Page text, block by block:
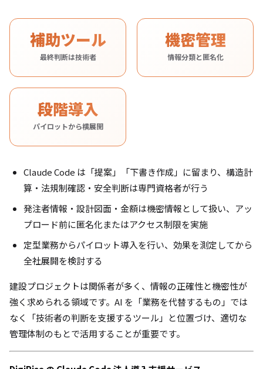
補助ツール
最終判断は技術者
機密管理
情報分類と匿名化
段階導入
パイロットから横展開
Claude Code は「提案」「下書き作成」に留まり、構造計
算・法規制確認・安全判断は専門資格者が行う
発注者情報・設計図面・金額は機密情報として扱い、アッ
プロード前に匿名化またはアクセス制限を実施
定型業務からパイロット導入を行い、効果を測定してから
全社展開を検討する
建設プロジェクトは関係者が多く、情報の正確性と機密性が
強く求められる領域です。AI を「業務を代替するもの」では
なく「技術者の判断を支援するツール」と位置づけ、適切な
管理体制のもとで活用することが重要です。